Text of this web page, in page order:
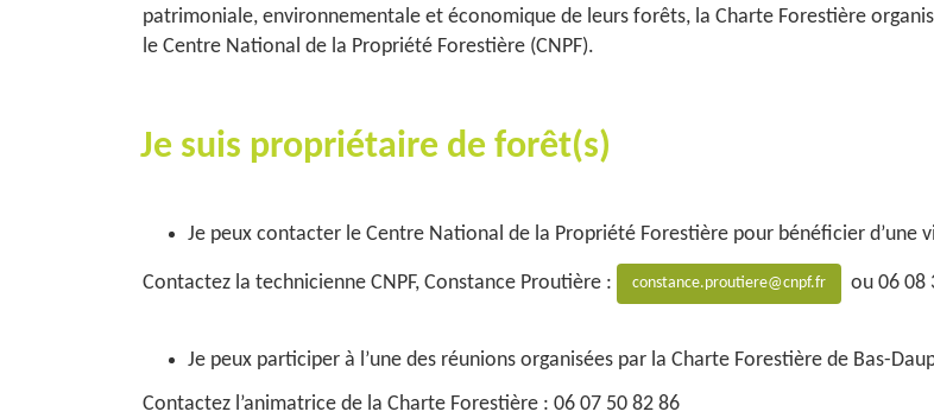
patrimoniale, environnementale et économique de leurs forêts, la Charte Forestière
le Centre National de la Propriété Forestière (CNPF).
Je suis propriétaire de forêt(s)
Je peux contacter le Centre National de la Propriété Forestière pour bénéficier d’une
Contactez la technicienne CNPF, Constance Proutière : constance.proutiere@cnpf.fr ou 06 08
Je peux participer à l’une des réunions organisées par la Charte Forestière de Bas-
Contactez l’animatrice de la Charte Forestière : 06 07 50 82 86